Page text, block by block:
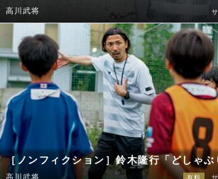
高川武将
［ノンフィクション］鈴木隆行「どしゃぶ
高川武将